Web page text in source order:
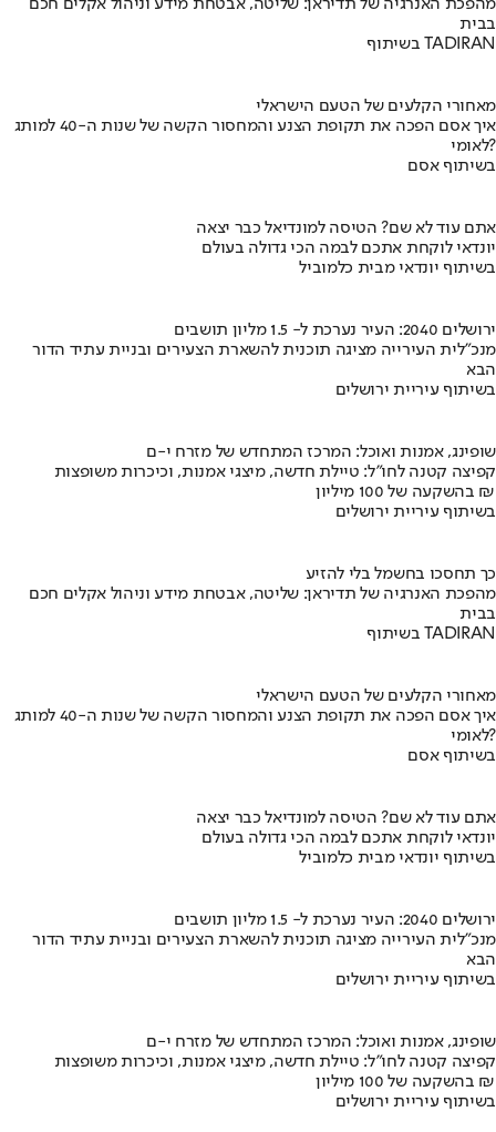
מהפכת האנרגיה של תדיראן: שליטה, אבטחת מידע וניהול אקלים חכם
בבית
בשיתוף TADIRAN
מאחורי הקלעים של הטעם הישראלי
איך אסם הפכה את תקופת הצנע והמחסור הקשה של שנות ה-40 למותג
לאומי?
בשיתוף אסם
אתם עוד לא שם? הטיסה למונדיאל כבר יצאה
יונדאי לוקחת אתכם לבמה הכי גדולה בעולם
בשיתוף יונדאי מבית כלמוביל
ירושלים 2040: העיר נערכת ל- 1.5 מליון תושבים
מנכ"לית העירייה מציגה תוכנית להשארת הצעירים ובניית עתיד הדור
הבא
בשיתוף עיריית ירושלים
שופינג, אמנות ואוכל: המרכז המתחדש של מזרח י-ם
קפיצה קטנה לחו"ל: טיילת חדשה, מיצגי אמנות, וכיכרות משופצות
בהשקעה של 100 מיליון ₪
בשיתוף עיריית ירושלים
כך תחסכו בחשמל בלי להזיע
מהפכת האנרגיה של תדיראן: שליטה, אבטחת מידע וניהול אקלים חכם
בבית
בשיתוף TADIRAN
מאחורי הקלעים של הטעם הישראלי
איך אסם הפכה את תקופת הצנע והמחסור הקשה של שנות ה-40 למותג
לאומי?
בשיתוף אסם
אתם עוד לא שם? הטיסה למונדיאל כבר יצאה
יונדאי לוקחת אתכם לבמה הכי גדולה בעולם
בשיתוף יונדאי מבית כלמוביל
ירושלים 2040: העיר נערכת ל- 1.5 מליון תושבים
מנכ"לית העירייה מציגה תוכנית להשארת הצעירים ובניית עתיד הדור
הבא
בשיתוף עיריית ירושלים
שופינג, אמנות ואוכל: המרכז המתחדש של מזרח י-ם
קפיצה קטנה לחו"ל: טיילת חדשה, מיצגי אמנות, וכיכרות משופצות
בהשקעה של 100 מיליון ₪
בשיתוף עיריית ירושלים